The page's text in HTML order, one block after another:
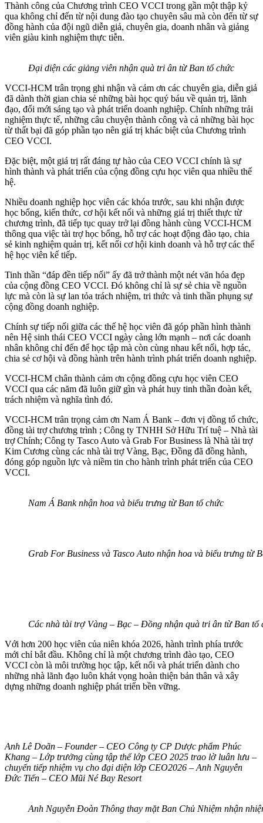
Thành công của Chương trình CEO VCCI trong gần một thập kỷ
qua không chỉ đến từ nội dung đào tạo chuyên sâu mà còn đến từ sự
đồng hành của đội ngũ diễn giả, chuyên gia, doanh nhân và giảng
viên giàu kinh nghiệm thực tiễn.
Đại diện các giảng viên nhận quà tri ân từ Ban tổ chức
VCCI-HCM trân trọng ghi nhận và cảm ơn các chuyên gia, diễn giả
đã dành thời gian chia sẻ những bài học quý báu về quản trị, lãnh
đạo, đổi mới sáng tạo và phát triển doanh nghiệp. Chính những trải
nghiệm thực tế, những câu chuyện thành công và cả những bài học
từ thất bại đã góp phần tạo nên giá trị khác biệt của Chương trình
CEO VCCI.
Đặc biệt, một giá trị rất đáng tự hào của CEO VCCI chính là sự
hình thành và phát triển của cộng đồng cựu học viên qua nhiều thế
hệ.
Nhiều doanh nghiệp học viên các khóa trước, sau khi nhận được
học bổng, kiến thức, cơ hội kết nối và những giá trị thiết thực từ
chương trình, đã tiếp tục quay trở lại đồng hành cùng VCCI-HCM
thông qua việc tài trợ học bổng, hỗ trợ các hoạt động đào tạo, chia
sẻ kinh nghiệm quản trị, kết nối cơ hội kinh doanh và hỗ trợ các thế
hệ học viên kế tiếp.
Tinh thần “đáp đền tiếp nối” ấy đã trở thành một nét văn hóa đẹp
của cộng đồng CEO VCCI. Đó không chỉ là sự sẻ chia về nguồn
lực mà còn là sự lan tỏa trách nhiệm, tri thức và tinh thần phụng sự
cộng đồng doanh nghiệp.
Chính sự tiếp nối giữa các thế hệ học viên đã góp phần hình thành
nên Hệ sinh thái CEO VCCI ngày càng lớn mạnh – nơi các doanh
nhân không chỉ đến để học tập mà còn cùng nhau kết nối, hợp tác,
chia sẻ cơ hội và đồng hành trên hành trình phát triển doanh nghiệp.
VCCI-HCM chân thành cảm ơn cộng đồng cựu học viên CEO
VCCI qua các năm đã luôn giữ gìn và phát huy tinh thần đoàn kết,
trách nhiệm và nghĩa tình đó.
VCCI-HCM trân trọng cảm ơn Nam Á Bank – đơn vị đồng tổ chức,
đồng tài trợ chương trình ; Công ty TNHH Sở Hữu Trí tuệ – Nhà tài
trợ Chính; Công ty Tasco Auto và Grab For Business là Nhà tài trợ
Kim Cương cùng các nhà tài trợ Vàng, Bạc, Đồng đã đồng hành,
đóng góp nguồn lực và niềm tin cho hành trình phát triển của CEO
VCCI.
Nam Á Bank nhận hoa và biểu trưng từ Ban tổ chức
Grab For Business và Tasco Auto nhận hoa và biểu trưng từ
Các nhà tài trợ Vàng – Bạc – Đồng nhận quà tri ân từ Ban tổ
Với hơn 200 học viên của niên khóa 2026, hành trình phía trước
mới chỉ bắt đầu. Không chỉ là một chương trình đào tạo, CEO
VCCI còn là môi trường học tập, kết nối và phát triển dành cho
những nhà lãnh đạo luôn khát vọng hoàn thiện bản thân và xây
dựng những doanh nghiệp phát triển bền vững.
Anh Lê Doãn – Founder – CEO Công ty CP Dược phẩm Phúc
Khang – Lớp trưởng cùng tập thể lớp CEO 2025 trao lờ luân lưu –
chuyển tiếp nhiệm vụ cho đại diện lớp CEO2026 – Anh Nguyễn
Đức Tiến – CEO Mũi Né Bay Resort
Anh Nguyễn Đoàn Thông thay mặt Ban Chủ Nhiệm nhận